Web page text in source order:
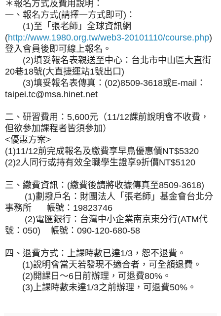
＊報名方式及費用說明：
一、報名方式(請擇一方式即可)：
(1)至「張老師」全球資訊網
(http://www.1980.org.tw/web3-20101110/course.php)
登入會員後即可線上報名。
(2)填妥報名表親送至中心：台北市中山區大直街
20巷18號(大直捷運站1號出口)
(3)填妥報名表傳真：(02)8509-3618或E-mail：
taipei.tc@msa.hinet.net
二、研習費用：5,600元（11/12課前說明會不收費，
但欲參加課程者皆須參加）
<優惠方案>
(1)11/12前完成報名及繳費享早鳥優惠價NT$5320
(2)2人同行或持有效全職學生證享9折價NT$5120
三、繳費資訊：(繳費後請將收據傳真至8509-3618)
(1)劃撥戶名：財團法人「張老師」基金會台北分
事務所 帳號：19823746
(2)電匯銀行：台灣中小企業南京東分行(ATM代
號：050) 帳號：090-120-680-58
四、退費方式：上課時數已達1/3，恕不退費。
(1)說明會當天若發現不適合者，可全額退費。
(2)開課日～6日前辦理，可退費80%。
(3)上課時數未達1/3之前辦理，可退費50%。